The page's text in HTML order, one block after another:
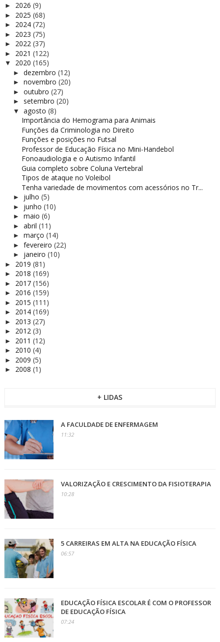
► 2026 (9)
► 2025 (68)
► 2024 (72)
► 2023 (75)
► 2022 (37)
► 2021 (122)
▼ 2020 (165)
► dezembro (12)
► novembro (20)
► outubro (27)
► setembro (20)
▼ agosto (8)
Importância do Hemograma para Animais
Funções da Criminologia no Direito
Funções e posições no Futsal
Professor de Educação Física no Mini-Handebol
Fonoaudiologia e o Autismo Infantil
Guia completo sobre Coluna Vertebral
Tipos de ataque no Voleibol
Tenha variedade de movimentos com acessórios no Tr...
► julho (5)
► junho (10)
► maio (6)
► abril (11)
► março (14)
► fevereiro (22)
► janeiro (10)
► 2019 (81)
► 2018 (169)
► 2017 (156)
► 2016 (159)
► 2015 (111)
► 2014 (169)
► 2013 (27)
► 2012 (3)
► 2011 (12)
► 2010 (4)
► 2009 (5)
► 2008 (1)
+ LIDAS
A FACULDADE DE ENFERMAGEM
11:32
VALORIZAÇÃO E CRESCIMENTO DA FISIOTERAPIA
10:28
5 CARREIRAS EM ALTA NA EDUCAÇÃO FÍSICA
06:57
EDUCAÇÃO FÍSICA ESCOLAR É COM O PROFESSOR
DE EDUCAÇÃO FÍSICA
07:24